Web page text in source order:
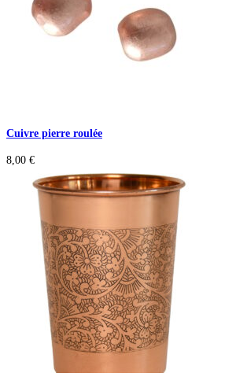
Cuivre pierre roulée
8,00 €